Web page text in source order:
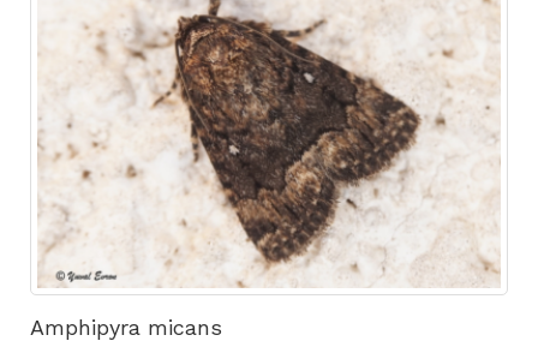
Amphipyra micans